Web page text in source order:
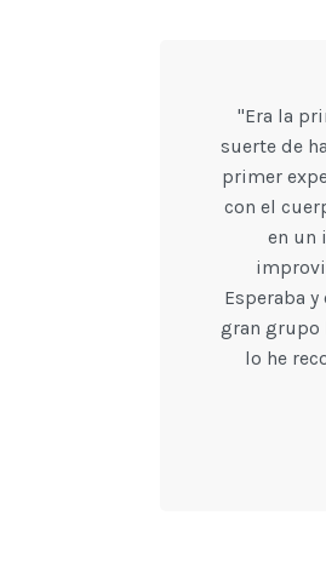
"Era la
suerte de
primer
con el
en un
Esperaba
gran grupo
lo he